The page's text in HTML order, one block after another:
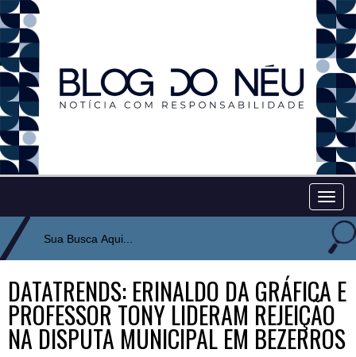
DATATRENDS: ERINALDO DA GRÁFICA E
PROFESSOR TONY LIDERAM REJEIÇÃO
NA DISPUTA MUNICIPAL EM BEZERROS